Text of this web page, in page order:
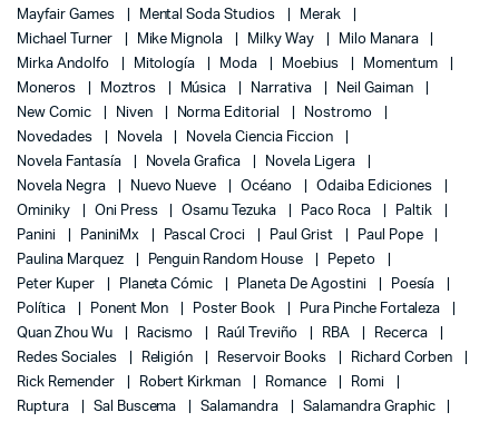
Mayfair Games
Mental Soda Studios
Merak
Michael Turner
Mike Mignola Milky Way
Milo Manara
Mirka Andolfo
Mitología Moda Moebius
Momentum
Moneros
Moztros Música Narrativa
Neil Gaiman
New Comic
Niven Norma Editorial
Nostromo
Novedades
Novela
Novela Ciencia Ficcion
Novela Fantasía
Novela Grafica
Novela Ligera
Novela Negra
Nuevo Nueve Océano
Odaiba Ediciones
Ominiky
Oni Press Osamu Tezuka Paco Roca
Paltik
Panini
PaniniMx Pascal Croci Paul Grist
Paul Pope
Paulina Marquez
Penguin Random House
Pepeto
Peter Kuper
Planeta Cómic Planeta De Agostini
Poesía
Política
Ponent Mon Poster Book
Pura Pinche Fortaleza
Quan Zhou Wu
Racismo Raúl Treviño RBA
Recerca
Redes Sociales
Religión Reservoir Books
Richard Corben
Rick Remender
Robert Kirkman Romance
Romi
Ruptura
Sal Buscema Salamandra
Salamandra Graphic